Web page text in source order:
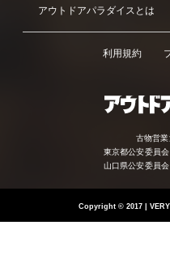
アウトドアパラダイスとは
利用規約
古物営
東京都公安委員
山口県公安委員
Copyright ©2017 |